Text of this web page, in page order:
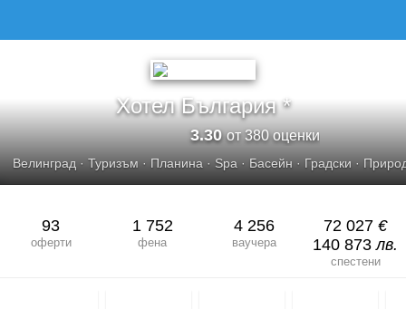
Хотел България *
3.30от 380 оценки
Велинград · Туризъм · Планина · Spa · Басейн · Градски ·
93
оферти
1 752
фена
4 256
ваучера
72 027 €
140 873лв.
спестени